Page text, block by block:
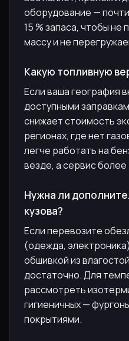
оборудование —
15 % запаса, чтобы
массу и не
Какую топливную
Если ваша география
доступными
снижает стоимость
регионах, где нет
легче работать на
везде, а сервис
Нужна ли
кузова?
Если перевозите
(одежда,
обшивкой из
достаточно. Для
рассмотреть
гигиеничных —
покрытиями.